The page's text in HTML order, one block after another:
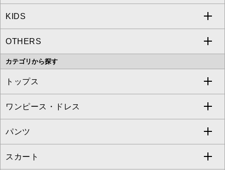
MICHEL KLEIN
MK MICHEL KLEIN
OFUON le MK
a.v.v
MICHEL KLEIN HOMME
MK MICHEL KLEIN HOMME
KIDS
a.v.v
OTHERS
MK MICHEL KLEIN BAG
カテゴリから探す
トップス
すべてのトップス
カットソー・Tシャツ
ブラウス・シャツ
ワンピース・ドレス
すべてのワンピース・ドレス
ワンピース
パンツ
すべてのパンツ
スカート